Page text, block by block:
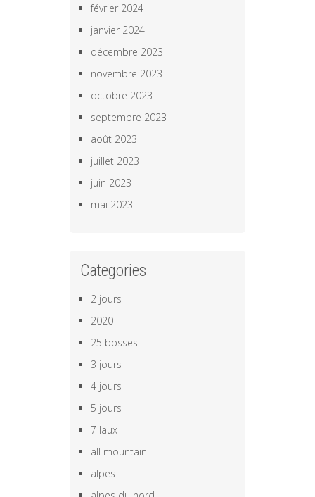
février 2024
janvier 2024
décembre 2023
novembre 2023
octobre 2023
septembre 2023
août 2023
juillet 2023
juin 2023
mai 2023
Categories
2 jours
2020
25 bosses
3 jours
4 jours
5 jours
7 laux
all mountain
alpes